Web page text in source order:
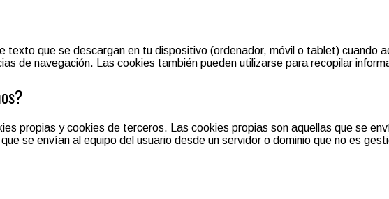
texto que se descargan en tu dispositivo (ordenador, móvil o tablet)
de navegación. Las cookies también pueden utilizarse para recopilar
propias y cookies de terceros. Las cookies propias son aquellas que se
se envían al equipo del usuario desde un servidor o dominio que no es